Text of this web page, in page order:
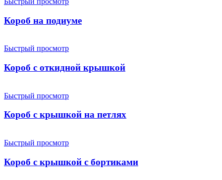
Короб на подиуме
Быстрый просмотр
Короб с откидной крышкой
Быстрый просмотр
Короб с крышкой на петлях
Быстрый просмотр
Короб с крышкой с бортиками